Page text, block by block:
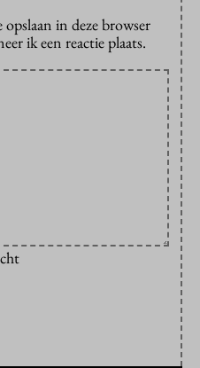
in deze browser
ik een reactie plaats.